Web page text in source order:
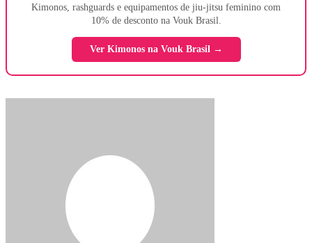
Kimonos, rashguards e equipamentos de jiu-jitsu feminino com
10% de desconto na Vouk Brasil.
Ver Kimonos na Vouk Brasil →